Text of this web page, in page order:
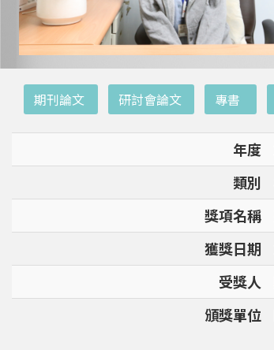
期刊論文 研討會論文 專書
年度
類別
獎項名稱
獲獎日期
受獎人
頒獎單位